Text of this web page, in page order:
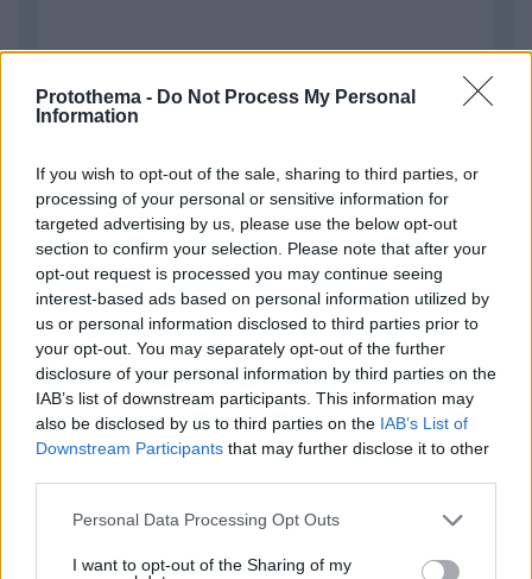
Protothema - Do Not Process My Personal
Information
If you wish to opt-out of the sale, sharing to third parties, or
processing of your personal or sensitive information for
targeted advertising by us, please use the below opt-out
section to confirm your selection. Please note that after your
opt-out request is processed you may continue seeing
interest-based ads based on personal information utilized by
us or personal information disclosed to third parties prior to
your opt-out. You may separately opt-out of the further
disclosure of your personal information by third parties on the
IAB’s list of downstream participants. This information may
also be disclosed by us to third parties on the IAB’s List of
Downstream Participants that may further disclose it to other
Please note that this website/app uses one or more Google
not limited to your visit or usage behaviour. You may click to
Personal Data Processing Opt Outs
I want to opt-out of the Sharing of my
Απομένουν 2500χαρακτήρες
* Υποχρεωτικά πεδία
ΡΟΗ ΕΙΔΗΣΕΩΝ
Ειδήσεις Δημοφιλή Σχολιασμένα